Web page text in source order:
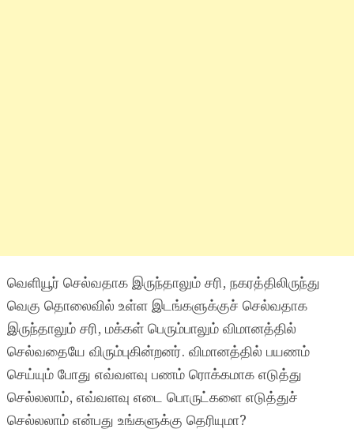
வெளியூர் செல்வதாக இருந்தாலும் சரி, நகரத்திலிருந்து
வெகு தொலைவில் உள்ள இடங்களுக்குச் செல்வதாக
இருந்தாலும் சரி, மக்கள் பெரும்பாலும் விமானத்தில்
செல்வதையே விரும்புகின்றனர். விமானத்தில் பயணம்
செய்யும் போது எவ்வளவு பணம் ரொக்கமாக எடுத்து
செல்லலாம், எவ்வளவு எடை பொருட்களை எடுத்துச்
செல்லலாம் என்பது உங்களுக்கு தெரியுமா?